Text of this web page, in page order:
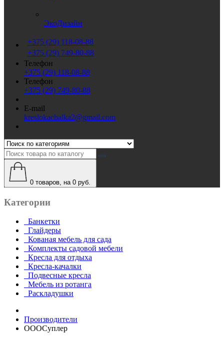
ЭкоДизайн
+375 (29) 118-08-88
+375 (29) 749-80-88
Телефон
+375 (29) 118-08-88
Телефон
+375 (29) 749-80-88
E-mail
kreslokachalka2@gmail.com
0 товаров, на 0 руб.
Категории
Банкетки
Глайдеры
Кованая мебель для сада
Комплекты садовой мебели
Кресла для отдыха
Кресла-качалки
Подвесные кресла
Мебель из ротанга
Раскладушки
Производители
ОООСуплер